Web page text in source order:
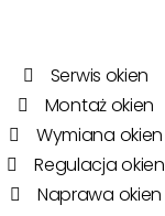
Serwis okien
Montaż okien
Wymiana okien
Regulacja okien
Naprawa okien